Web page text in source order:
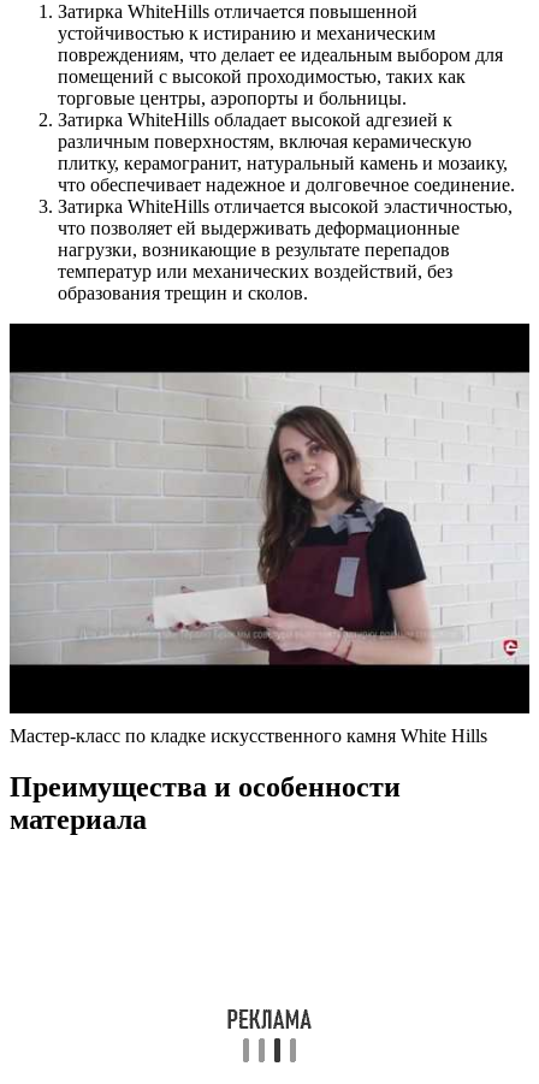
Затирка WhiteHills отличается повышенной
устойчивостью к истиранию и механическим
повреждениям, что делает ее идеальным выбором для
помещений с высокой проходимостью, таких как
торговые центры, аэропорты и больницы.
Затирка WhiteHills обладает высокой адгезией к
различным поверхностям, включая керамическую
плитку, керамогранит, натуральный камень и мозаику,
что обеспечивает надежное и долговечное соединение.
Затирка WhiteHills отличается высокой эластичностью,
что позволяет ей выдерживать деформационные
нагрузки, возникающие в результате перепадов
температур или механических воздействий, без
образования трещин и сколов.
Мастер-класс по кладке искусственного камня White Hills
Преимущества и особенности
материала